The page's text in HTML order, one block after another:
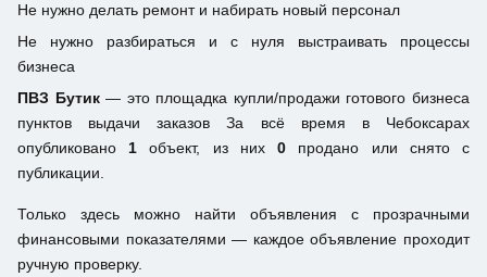
Не нужно делать ремонт и набирать новый персонал
Не нужно разбираться и с нуля выстраивать процессы
бизнеса
ПВЗ Бутик— это площадка купли/продажи готового бизнеса
пунктов выдачи заказов За всё время в Чебоксарах
опубликовано 1 объект, из них0 продано или снято с
публикации.
Только здесь можно найти объявления с прозрачными
финансовыми показателями — каждое объявление проходит
ручную проверку.